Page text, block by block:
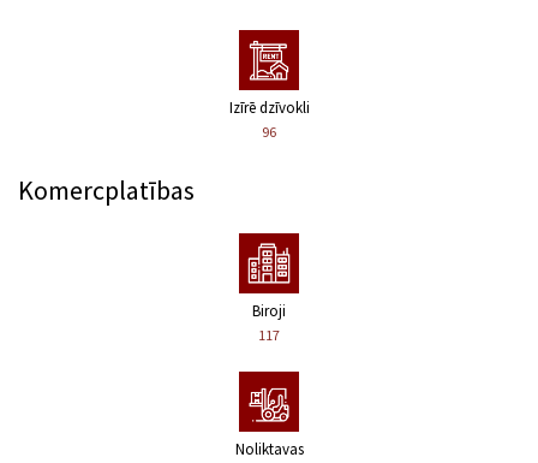
Izīrē dzīvokli
96
Komercplatības
Biroji
117
Noliktavas